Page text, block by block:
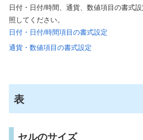
日付・日付/時間、通貨、数値項目の書式
照してください。
日付・日付/時間項目の書式設定
通貨・数値項目の書式設定
表
セルのサイズ